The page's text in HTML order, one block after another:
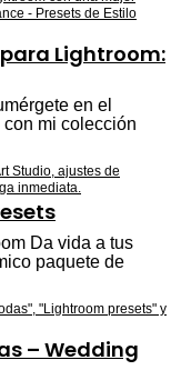
Lightroom:
en el
mi colección
Da vida a tus
paquete de
– Wedding